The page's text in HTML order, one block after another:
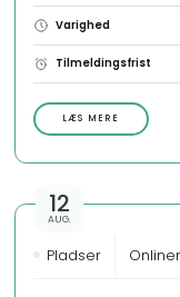
Varighed
Tilmeldingsfrist
LÆS MERE
12
AUG.
Pladser